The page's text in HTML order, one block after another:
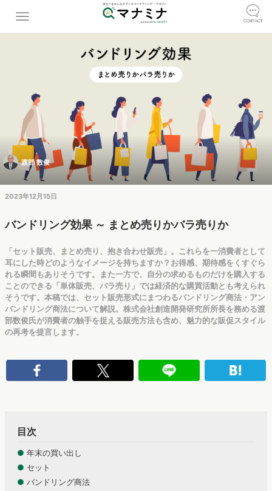
渡部 数俊
2023年12月15日
バンドリング効果 ～ まとめ売りかバラ売りか
「セット販売、まとめ売り、抱き合わせ販売」。これらを一消費者として
耳にした時どのようなイメージを持ちますか？お得感、期待感をくすぐら
れる瞬間もありそうです。また一方で、自分の求めるものだけを購入する
ことのできる「単体販売、バラ売り」では経済的な購買活動とも考えられ
そうです。本稿では、セット販売形式にまつわるバンドリング商法・アン
バンドリング商法について解説。株式会社創造開発研究所所長を務める渡
部数俊氏が消費者の触手を捉える販売方法も含め、魅力的な販促スタイル
の再考を提言します。
目次
● 年末の買い出し
● セット
● バンドリング商法